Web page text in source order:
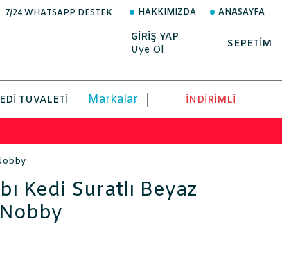
7/24 WHATSAPP DESTEK HAKKIMIZDA ANASAYFA
GİRİŞ YAP
Üye Ol
SEPETİM
TUVALETI Markalar İNDİRİMLİ
Kedi Suratlı Beyaz